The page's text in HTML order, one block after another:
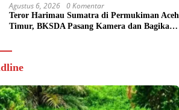
Agustus 6, 2026 0 Komentar
Teror Harimau Sumatra di Permukiman Aceh
Timur, BKSDA Pasang Kamera dan Bagikan